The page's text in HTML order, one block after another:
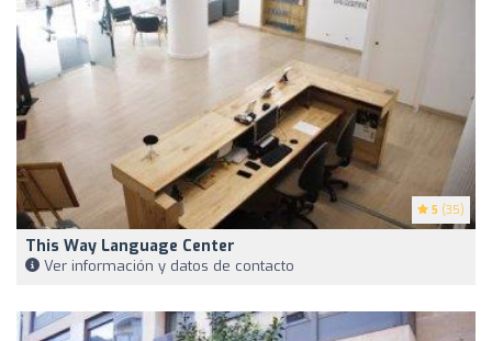
5 (35)
This Way Language Center
Ver información y datos de contacto